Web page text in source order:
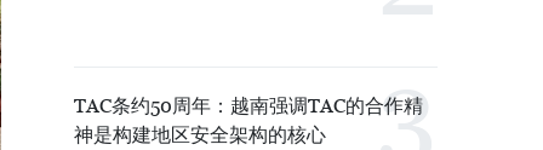
TAC条约50周年：越南强调TAC的合作精
神是构建地区安全架构的核心